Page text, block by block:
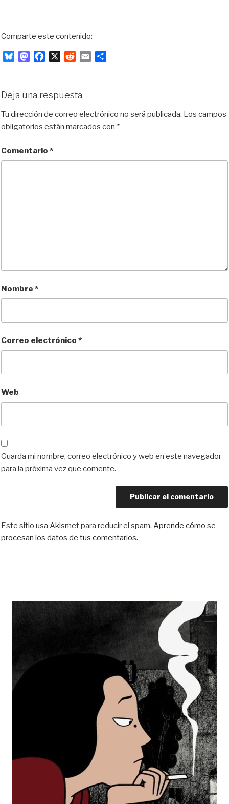
Comparte este contenido:
s
k
y
M
o
d
o
b
o
o
X
d
i
t
r
t
Deja una respuesta
Tu dirección de correo electrónico no será publicada. Los campos
obligatorios están marcados con *
Comentario *
Nombre *
Correo electrónico *
Web
Guarda mi nombre, correo electrónico y web en este navegador
para la próxima vez que comente.
Este sitio usa Akismet para reducir el spam. Aprende cómo se
procesan los datos de tus comentarios.